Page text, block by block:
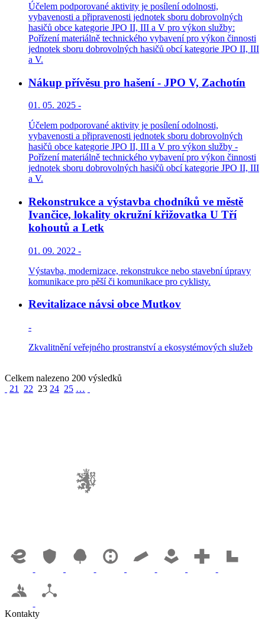
Účelem podporované aktivity je posílení odolnosti,
vybavenosti a připravenosti jednotek sboru dobrovolných
hasičů obce kategorie JPO II, III a V pro výkon služby:
Pořízení materiálně technického vybavení pro výkon činnosti
jednotek sboru dobrovolných hasičů obcí kategorie JPO II, III
a V.
Nákup přívěsu pro hašení - JPO V, Zachotín
01. 05. 2025 -
Účelem podporované aktivity je posílení odolnosti,
vybavenosti a připravenosti jednotek sboru dobrovolných
hasičů obce kategorie JPO II, III a V pro výkon služby -
Pořízení materiálně technického vybavení pro výkon činnosti
jednotek sboru dobrovolných hasičů obcí kategorie JPO II, III
a V.
Rekonstrukce a výstavba chodníků ve městě
Ivančice, lokality okružní křižovatka U Tří
kohoutů a Letk
01. 09. 2022 -
Výstavba, modernizace, rekonstrukce nebo stavební úpravy
komunikace pro pěší či komunikace pro cyklisty.
Revitalizace návsi obce Mutkov
-
Zkvalitnění veřejného prostranství a ekosystémových služeb
Celkem nalezeno 200 výsledků
21
22 23 24 25 …
Kontakty